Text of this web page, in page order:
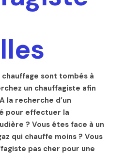
sont tombés à
un chauffagiste afin
la recherche d’un
pour effectuer la
? Vous êtes face à un
qui chauffe moins ? Vous
pas cher pour une